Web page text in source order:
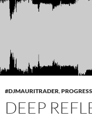
#DJMAURITRADER,
DEEP